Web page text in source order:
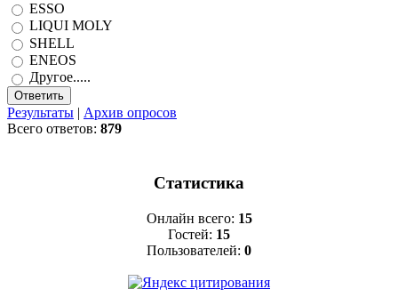
ESSO
LIQUI MOLY
SHELL
ENEOS
Другое.....
Результаты | Архив опросов
Всего ответов: 879
Статистика
Онлайн всего: 15
Гостей: 15
Пользователей: 0